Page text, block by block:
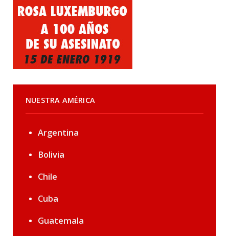
NUESTRA AMÉRICA
Argentina
Bolivia
Chile
Cuba
Guatemala